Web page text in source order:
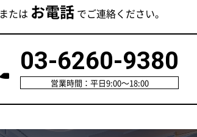
または お電話 でご連絡ください。
03-6260-9380
営業時間：平日9:00～18:00